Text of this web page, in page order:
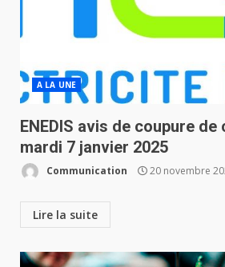
A LA UNE
ENEDIS avis de coupure de
mardi 7 janvier 2025
Communication 20 novembre
Lire la suite